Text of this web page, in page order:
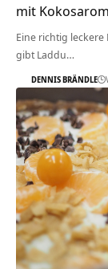
mit
Eine richtig leckere
gibt Laddu…
DENNIS BRÄNDLE